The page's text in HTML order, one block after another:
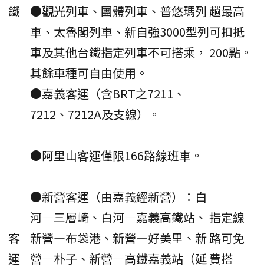
鐵
●觀光列車、團體列車、普悠瑪列
車、太魯閣列車、新自強3000型列
車及其他台鐵指定列車不可搭乘，
其餘車種可自由使用。
趟最高
可扣抵
200點。
客
運
●嘉義客運（含BRT之7211、
7212、7212A及支線）。
●阿里山客運僅限166路線班車。
●新營客運（由嘉義經新營）：白
河—三層崎、白河—嘉義高鐵站、
新營—布袋港、新營—好美里、新
營—朴子、新營—高鐵嘉義站（延
指定線
路可免
費搭